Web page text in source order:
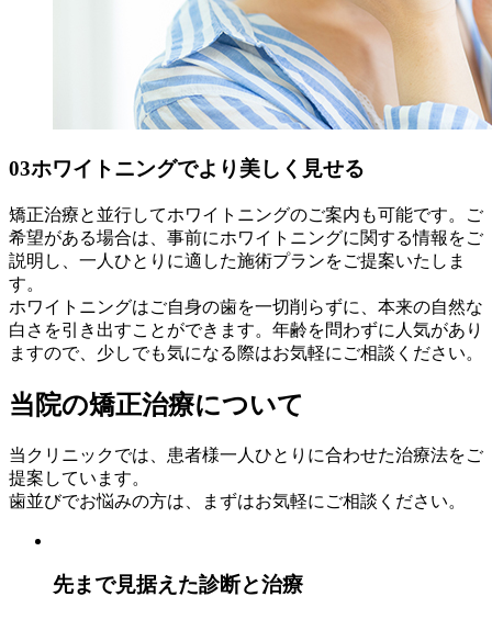
03ホワイトニングでより美しく見せる
矯正治療と並行してホワイトニングのご案内も可能です。ご
希望がある場合は、事前にホワイトニングに関する情報をご
説明し、一人ひとりに適した施術プランをご提案いたしま
す。
ホワイトニングはご自身の歯を一切削らずに、本来の自然な
白さを引き出すことができます。年齢を問わずに人気があり
ますので、少しでも気になる際はお気軽にご相談ください。
当院の矯正治療について
当クリニックでは、患者様一人ひとりに合わせた治療法をご
提案しています。
歯並びでお悩みの方は、まずはお気軽にご相談ください。
先まで見据えた診断と治療